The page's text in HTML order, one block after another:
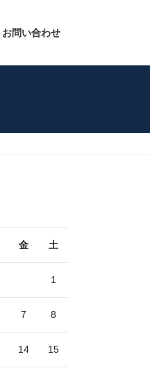
お問い合わせ
金 土
1
7 8
14 15